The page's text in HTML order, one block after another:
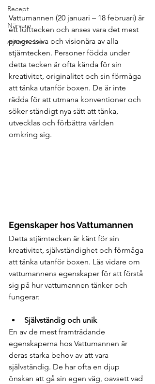
Recept
Närvaro
stjärntecken
Vattumannen (20 januari – 18 februari) är
ett lufttecken och anses vara det mest
progressiva och visionära av alla
stjärntecken. Personer födda under
detta tecken är ofta kända för sin
kreativitet, originalitet och sin förmåga
att tänka utanför boxen. De är inte
rädda för att utmana konventioner och
söker ständigt nya sätt att tänka,
utvecklas och förbättra världen
omkring sig.
Egenskaper hos Vattumannen
Detta stjärntecken är känt för sin
kreativitet, självständighet och förmåga
att tänka utanför boxen. Läs vidare om
vattumannens egenskaper för att förstå
sig på hur vattumannen tänker och
fungerar:
Självständig och unik
En av de mest framträdande
egenskaperna hos Vattumannen är
deras starka behov av att vara
självständig. De har ofta en djup
önskan att gå sin egen väg, oavsett vad